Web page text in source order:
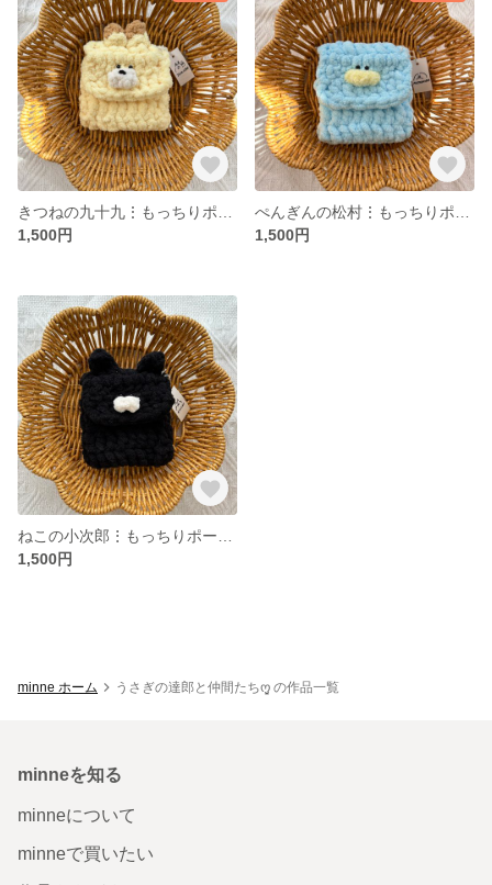
1,500円
1,500円
1,500円
minne ホーム うさぎの達郎と仲間たちო͈̮ の作品一覧
minneを知る
minneについて
minneで買いたい